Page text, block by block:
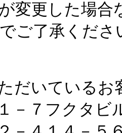
変更した場
ご了承くださ
だいている
－７フクタ